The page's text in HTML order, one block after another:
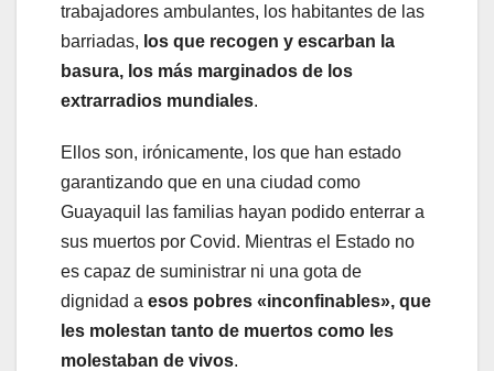
trabajadores ambulantes, los habitantes de las
barriadas, los que recogen y escarban la
basura, los más marginados de los
extrarradios mundiales.
Ellos son, irónicamente, los que han estado
garantizando que en una ciudad como
Guayaquil las familias hayan podido enterrar a
sus muertos por Covid. Mientras el Estado no
es capaz de suministrar ni una gota de
dignidad a esos pobres «inconfinables», que
les molestan tanto de muertos como les
molestaban de vivos.